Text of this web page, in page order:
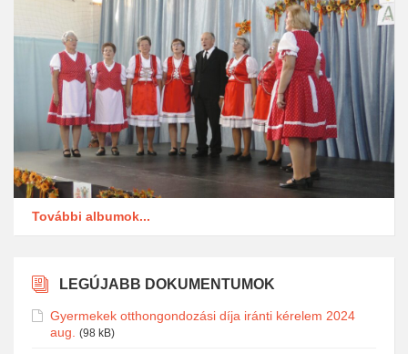
További albumok...
LEGÚJABB DOKUMENTUMOK
Gyermekek otthongondozási díja iránti kérelem 2024
aug.
(98 kB)